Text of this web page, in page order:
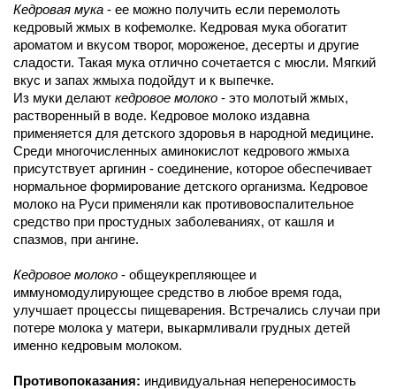
Кедровая мука - ее можно получить если перемолоть
кедровый жмых в кофемолке. Кедровая мука обогатит
ароматом и вкусом творог, мороженое, десерты и другие
сладости. Такая мука отлично сочетается с мюсли. Мягкий
вкус и запах жмыха подойдут и к выпечке.
Из муки делают кедровое молоко - это молотый жмых,
растворенный в воде. Кедровое молоко издавна
применяется для детского здоровья в народной медицине.
Среди многочисленных аминокислот кедрового жмыха
присутствует аргинин - соединение, которое обеспечивает
нормальное формирование детского организма. Кедровое
молоко на Руси применяли как противовоспалительное
средство при простудных заболеваниях, от кашля и
спазмов, при ангине.
Кедровое молоко - общеукрепляющее и
иммуномодулирующее средство в любое время года,
улучшает процессы пищеварения. Встречались случаи при
потере молока у матери, выкармливали грудных детей
именно кедровым молоком.
Противопоказания: индивидуальная непереносимость